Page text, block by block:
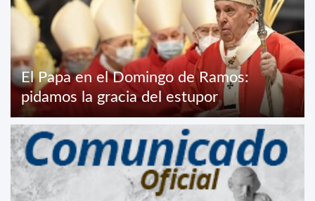
El Papa en el Domingo de Ramos:
pidamos la gracia del estupor